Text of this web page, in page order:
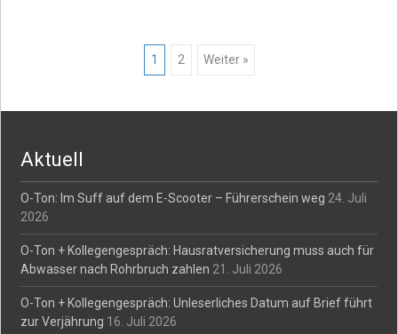
navigation
1 2 Weiter »
Aktuell
O-Ton: Im Suff auf dem E-Scooter – Führerschein weg 24. Juli
2026
O-Ton + Kollegengespräch: Hausratversicherung muss auch für
Abwasser nach Rohrbruch zahlen 21. Juli 2026
O-Ton + Kollegengespräch: Unleserliches Datum auf Brief führt
zur Verjährung 16. Juli 2026